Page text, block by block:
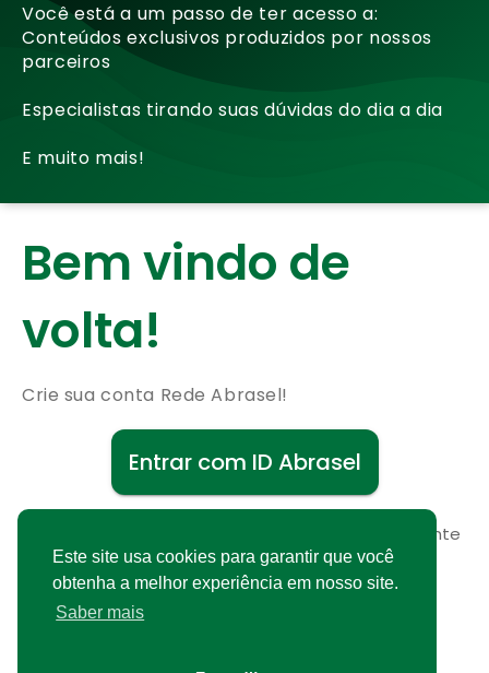
Este site usa cookies para garantir que você
obtenha a melhor experiência em nosso site.
Saber mais
Você está a um passo de ter acesso a:
Conteúdos exclusivos produzidos por nossos
parceiros
Especialistas tirando suas dúvidas do dia a dia
E muito mais!
Bem vindo de
volta!
Crie sua conta Rede Abrasel!
Entrar com ID Abrasel
Cadastre-se gratuitamente